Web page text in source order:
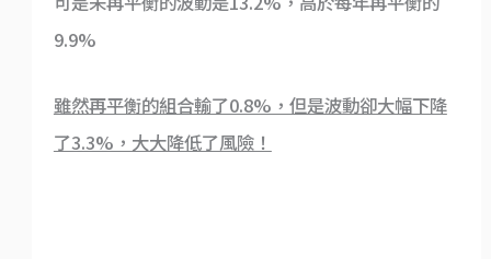
9.9%
雖然再平衡的組合輸了0.8%，但是波動卻大幅下降
了3.3%，大大降低了風險！